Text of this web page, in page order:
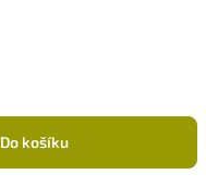
Do košíku